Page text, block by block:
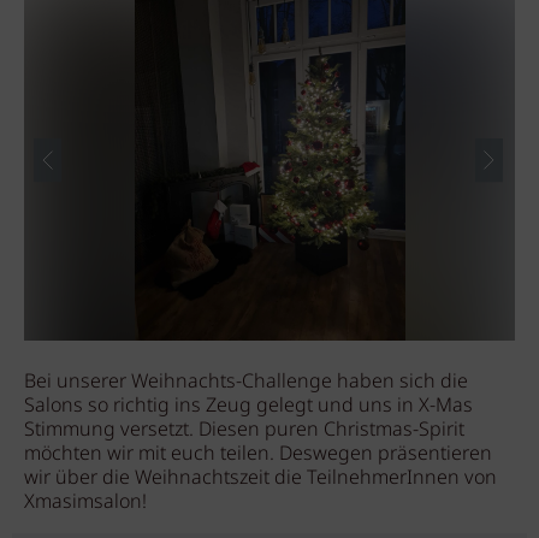
Bei unserer Weihnachts-Challenge haben sich die
Salons so richtig ins Zeug gelegt und uns in X-Mas
Stimmung versetzt. Diesen puren Christmas-Spirit
möchten wir mit euch teilen. Deswegen präsentieren
wir über die Weihnachtszeit die TeilnehmerInnen von
Xmasimsalon!